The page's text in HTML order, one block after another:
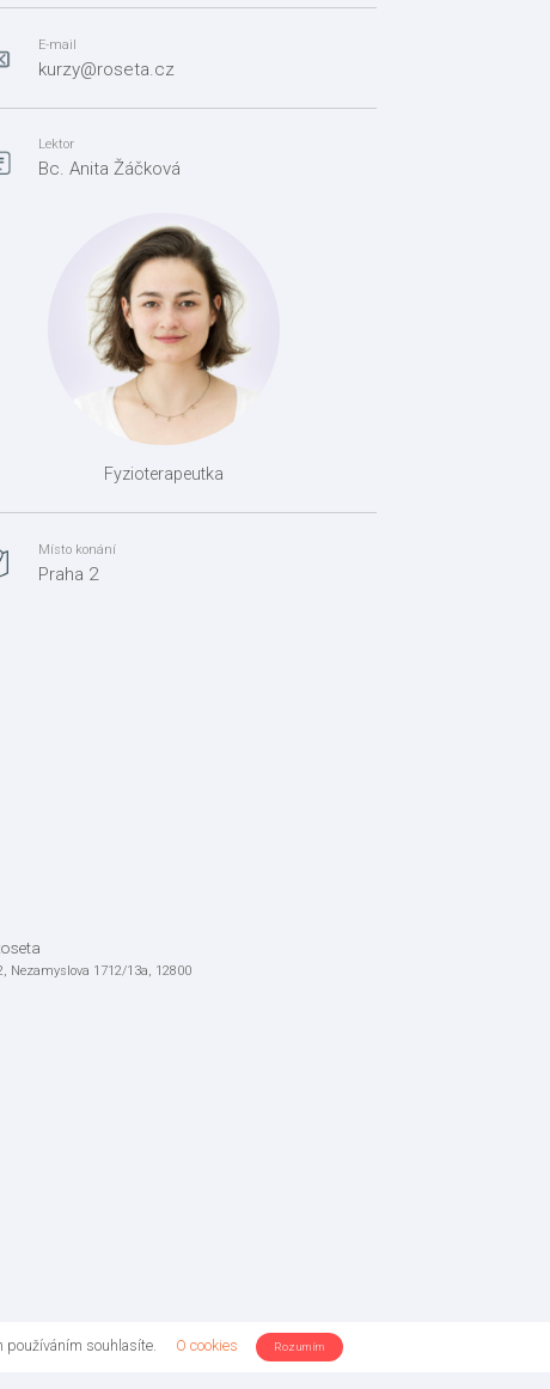
E-mail
kurzy@roseta.cz
Lektor
Bc. Anita Žáčková
Fyzioterapeutka
Místo konání
Praha 2
Nezamyslova 1712/13a, 12800
používáním souhlasíte. O cookies Rozumím